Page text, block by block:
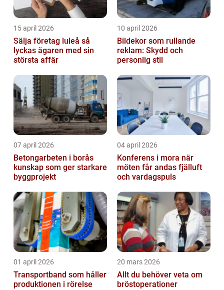
15 april 2026
Sälja företag luleå så
lyckas ägaren med sin
största affär
10 april 2026
Bildekor som rullande
reklam: Skydd och
personlig stil
07 april 2026
Betongarbeten i borås
kunskap som ger starkare
byggprojekt
04 april 2026
Konferens i mora när
möten får andas fjälluft
och vardagspuls
01 april 2026
Transportband som håller
produktionen i rörelse
20 mars 2026
Allt du behöver veta om
bröstoperationer